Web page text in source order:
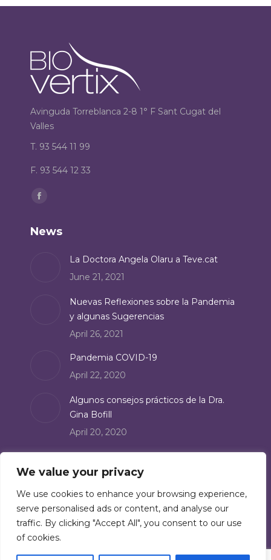
We value your privacy
We use cookies to enhance your browsing experience,
serve personalised ads or content, and analyse our
traffic. By clicking "Accept All", you consent to our use
of cookies.
Avinguda Torreblanca 2-8 1° F Sant Cugat del
Valles
T. 93 544 11 99
F. 93 544 12 33
Find us on:
opens
window
News
La Doctora Angela Olaru a Teve.cat
June 21, 2021
Nuevas Reflexiones sobre la Pandemia
y algunas Sugerencias
April 26, 2021
Pandemia COVID-19
April 22, 2020
Algunos consejos prácticos de la Dra.
Gina Bofill
April 20, 2020
Suscribe
Subscribe to our newsletter:
Subscribe